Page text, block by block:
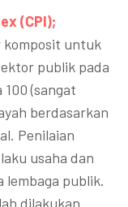
(CPI);
komposit untuk
publik pada
(sangat
berdasarkan
Penilaian
usaha dan
lembaga publik.
dilakukan